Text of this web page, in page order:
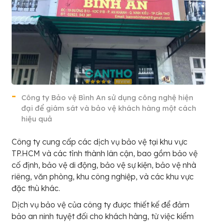
Công ty Bảo vệ Bình An sử dụng công nghệ hiện
đại để giám sát và bảo vệ khách hàng một cách
hiệu quả
Công ty cung cấp các dịch vụ bảo vệ tại khu vực
TP.HCM và các tỉnh thành lân cận, bao gồm bảo vệ
cố định, bảo vệ di động, bảo vệ sự kiện, bảo vệ nhà
riêng, văn phòng, khu công nghiệp, và các khu vực
đặc thù khác.
Dịch vụ bảo vệ của công ty được thiết kế để đảm
bảo an ninh tuyệt đối cho khách hàng, từ việc kiểm